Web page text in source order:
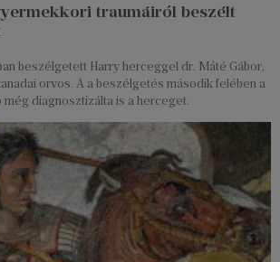
traumáiról beszélt
beszélgetett Harry herceggel dr. Máté Gábor,
orvos. A a beszélgetés második felében a
diagnosztizálta is a herceget.